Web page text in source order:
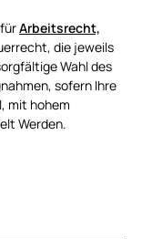
Arbeitsrecht,
die jeweils
Wahl des
sofern Ihre
mit hohem
Werden.